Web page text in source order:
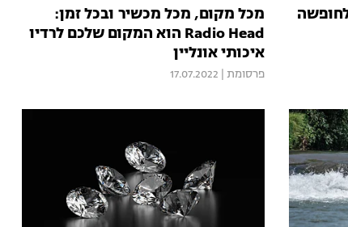
מכל מקום, מכל מכשיר ובכל זמן:
Radio Head הוא המקום שלכם לרדיו
איכותי אונליין
פרסומת 17.07.2022